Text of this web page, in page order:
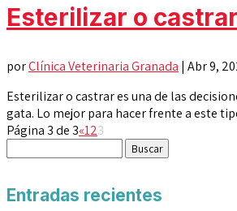
Esterilizar o
porClínica Veterinaria Granada | Abr 9,
Esterilizar o castrar es una de las
gata. Lo mejor para hacer frente a este
Página 3 de 3«123
Entradas recientes